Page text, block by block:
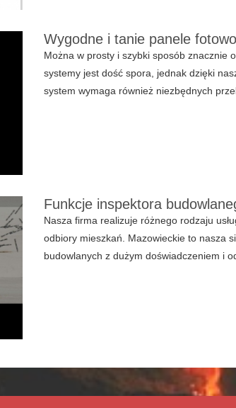
Wygodne i tanie panele
Można w prosty i szybki sposób znacznie
systemy jest dość spora, jednak dzięki
system wymaga również niezbędnych
Funkcje inspektora
Nasza firma realizuje różnego rodzaju
odbiory mieszkań. Mazowieckie to nasza
budowlanych z dużym doświadczeniem i